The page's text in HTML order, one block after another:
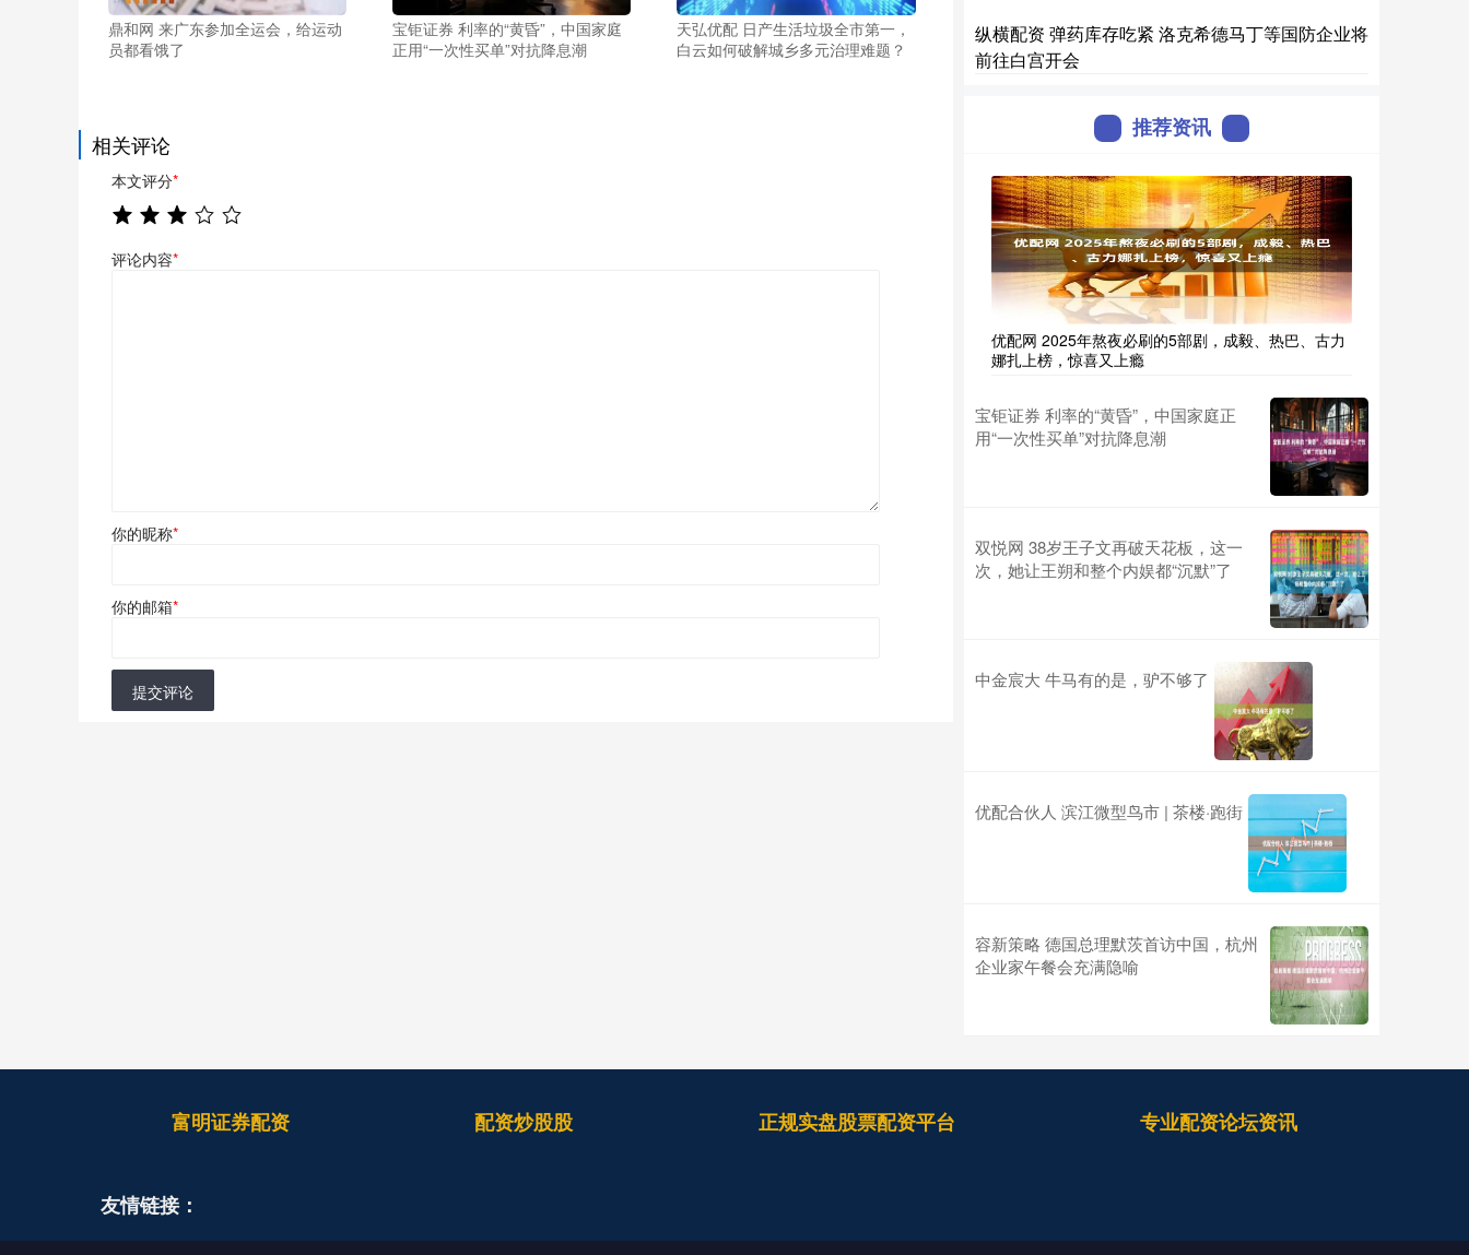
鼎和网 来广东参加全运会，给运动
员都看饿了
宝钜证券 利率的“黄昏”，中国家庭
正用“一次性买单”对抗降息潮
天弘优配 日产生活垃圾全市第一，
白云如何破解城乡多元治理难题？
相关评论
本文评分*
评论内容*
你的昵称*
你的邮箱*
提交评论
纵横配资 弹药库存吃紧 洛克希德马丁等国防企业将
前往白宫开会
推荐资讯
优配网 2025年熬夜必刷的5部剧，成毅、热巴、古力
娜扎上榜，惊喜又上瘾
宝钜证券 利率的“黄昏”，中国家庭正
用“一次性买单”对抗降息潮
双悦网 38岁王子文再破天花板，这一
次，她让王朔和整个内娱都“沉默”了
中金宸大 牛马有的是，驴不够了
优配合伙人 滨江微型鸟市 | 茶楼·跑街
容新策略 德国总理默茨首访中国，杭州
企业家午餐会充满隐喻
富明证券配资 配资炒股股 正规实盘股票配资平台 专业配资论坛资讯
友情链接：